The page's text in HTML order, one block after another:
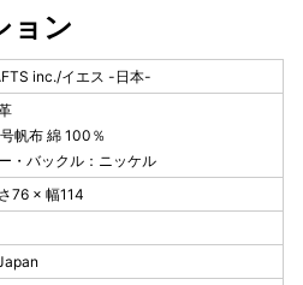
ョン
inc./イエス -日本-
号帆布 綿 100％
・バックル：ニッケル
76 × 幅114